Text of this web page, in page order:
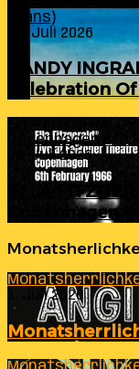
Evans)
24. Juli 2026
RANDY
Celebration
ELLA
Copenhagen 6th
23. Juli 2026
ELLA
Copenhagen
1. Juli 2026